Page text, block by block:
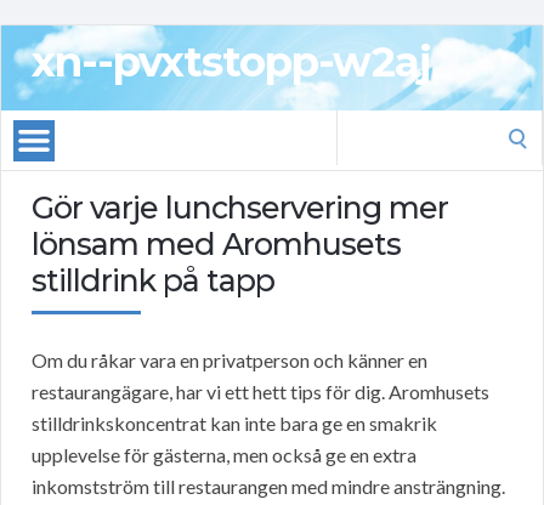
xn--pvxtstopp-w2aj
Gör varje lunchservering mer
lönsam med Aromhusets
stilldrink på tapp
Om du råkar vara en privatperson och känner en
restaurangägare, har vi ett hett tips för dig. Aromhusets
stilldrinkskoncentrat kan inte bara ge en smakrik
upplevelse för gästerna, men också ge en extra
inkomstström till restaurangen med mindre ansträngning.